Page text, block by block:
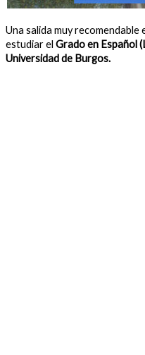
Una salida muy recomendable
estudiar el Grado en Español
Universidad de Burgos.